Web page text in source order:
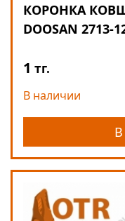
КОРОНКА
DOOSAN 2713-
1 тг.
В наличии